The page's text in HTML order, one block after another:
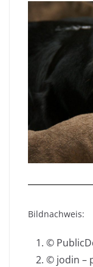
Bildnachweis:
©
© jodin –